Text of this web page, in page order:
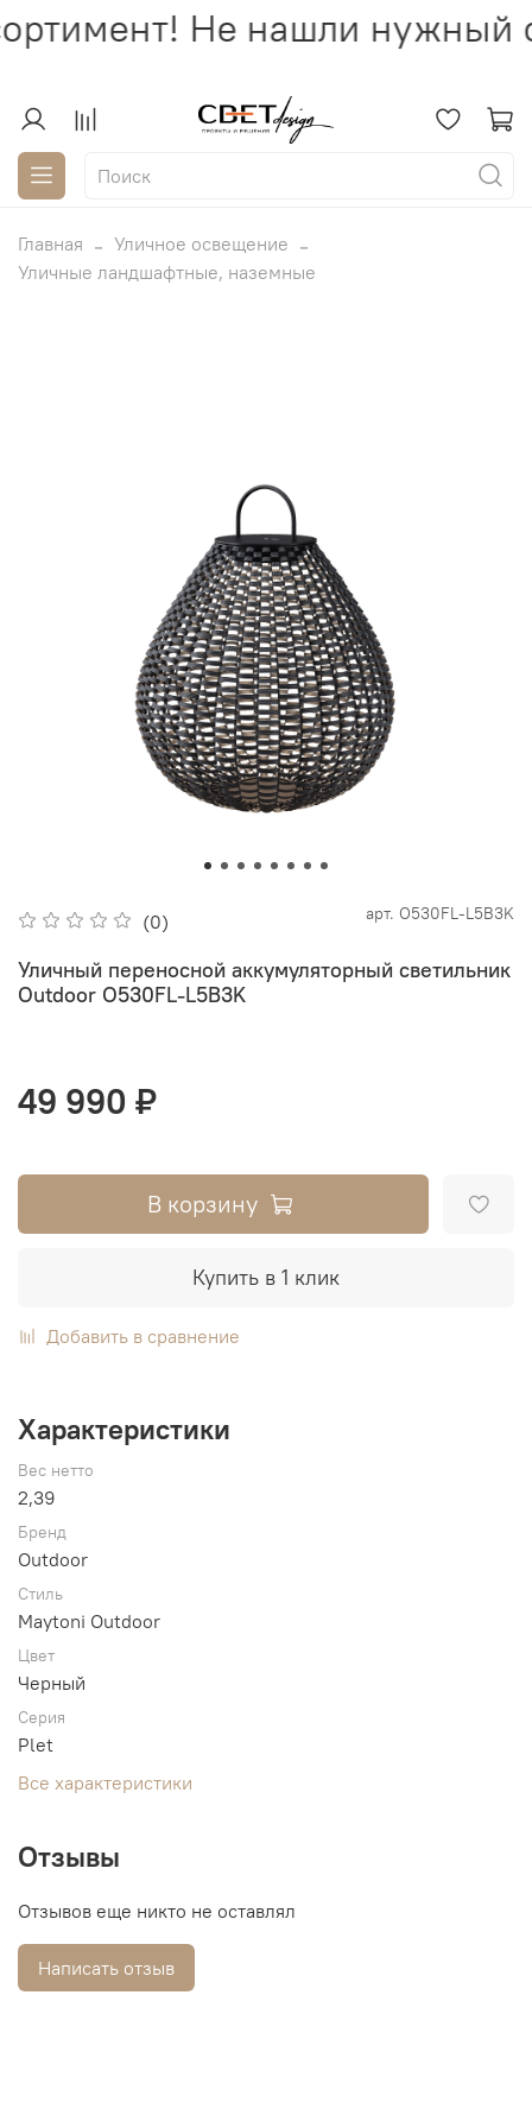
Не нашли нужный
Главная
Уличное освещение
Уличные ландшафтные, наземные
(0) арт. O530FL-L5B3K
Уличный переносной аккумуляторный светильник
Outdoor O530FL-L5B3K
49 990 ₽
В корзину
Купить в 1 клик
Добавить в сравнение
Характеристики
Вес нетто
2,39
Бренд
Outdoor
Стиль
Maytoni Outdoor
Цвет
Черный
Серия
Plet
Все характеристики
Отзывы
Отзывов еще никто не оставлял
Написать отзыв